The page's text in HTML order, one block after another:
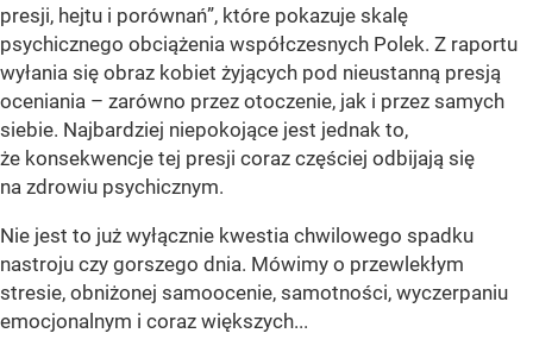
presji, hejtu i porównań”, które pokazuje skalę
psychicznego obciążenia współczesnych Polek. Z raportu
wyłania się obraz kobiet żyjących pod nieustanną presją
oceniania – zarówno przez otoczenie, jak i przez samych
siebie. Najbardziej niepokojące jest jednak to,
że konsekwencje tej presji coraz częściej odbijają się
na zdrowiu psychicznym.
Nie jest to już wyłącznie kwestia chwilowego spadku
nastroju czy gorszego dnia. Mówimy o przewlekłym
stresie, obniżonej samoocenie, samotności, wyczerpaniu
emocjonalnym i coraz większych...